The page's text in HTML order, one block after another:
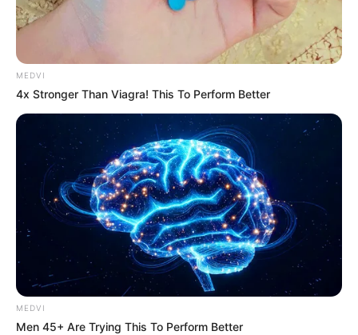
BRAINBERRIES
From Baddies To Sweethearts: These 9 Actresses
Can Do It All
BRAINBERRIES
MEDVI
4x Stronger Than Viagra! This To Perform Better
MEDVI
Men 45+ Are Trying This To Perform Better